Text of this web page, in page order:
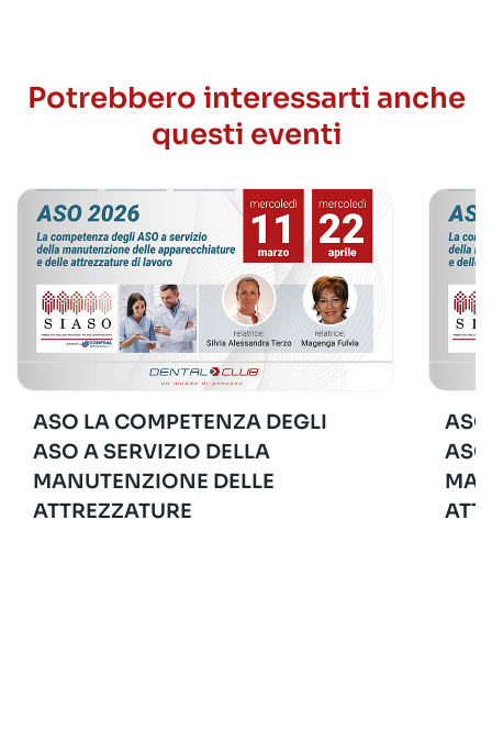
Potrebbero interessarti anche
questi eventi
ASO LA COMPETENZA DEGLI
ASO A SERVIZIO DELLA
MANUTENZIONE DELLE
ATTREZZATURE